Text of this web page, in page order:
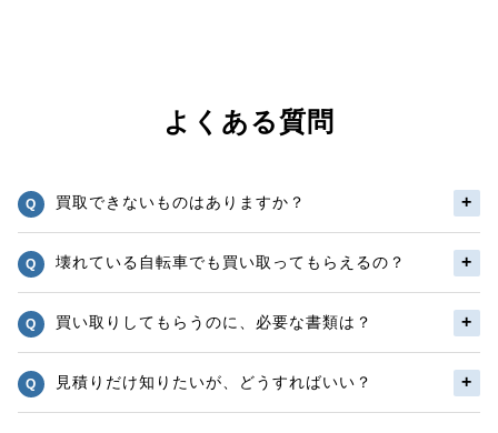
よくある質問
買取できないものはありますか？
壊れている自転車でも買い取ってもらえるの？
買い取りしてもらうのに、必要な書類は？
見積りだけ知りたいが、どうすればいい？